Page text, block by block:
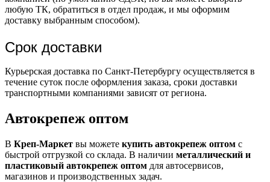
любую ТК, обратиться в отдел продаж, и мы оформим
доставку выбранным способом).
Срок доставки
Курьерская доставка по Санкт-Петербургу осуществляется в
течение суток после оформления заказа, сроки доставки
транспортными компаниями зависят от региона.
Автокрепеж оптом
В Креп-Маркет вы можете купить автокрепеж оптом с
быстрой отгрузкой со склада. В наличии металлический и
пластиковый автокрепеж оптом для автосервисов,
магазинов и производственных задач.